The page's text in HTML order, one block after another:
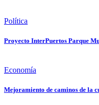
Política
Proyecto InterPuertos Parque
Economía
Mejoramiento de caminos de la